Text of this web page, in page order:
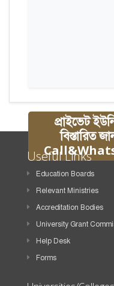
প্রাইভেট
বিস্তারিত
Useful Links
Education Boards
Relevant Ministries
Accreditation Bodies
University Grant
Help Desk
Forms